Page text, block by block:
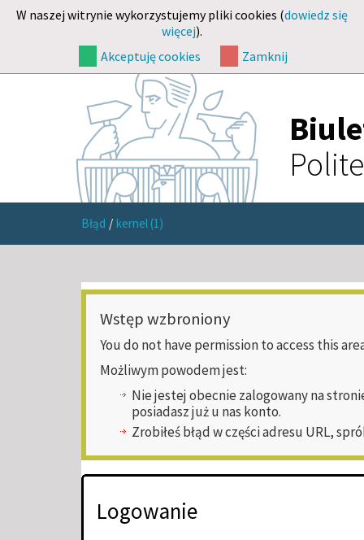
W naszej witrynie wykorzystujemy pliki cookies (dowiedz się
więcej).
Akceptuję cookies
Zamknij
Błąd / kernel (1)
Wstęp wzbroniony
You do not have permission to access this
Możliwym powodem jest:
Nie jestej obecnie zalogowany na
posiadasz już u nas konto.
Zrobiłeś błąd w części adresu URL,
Logowanie